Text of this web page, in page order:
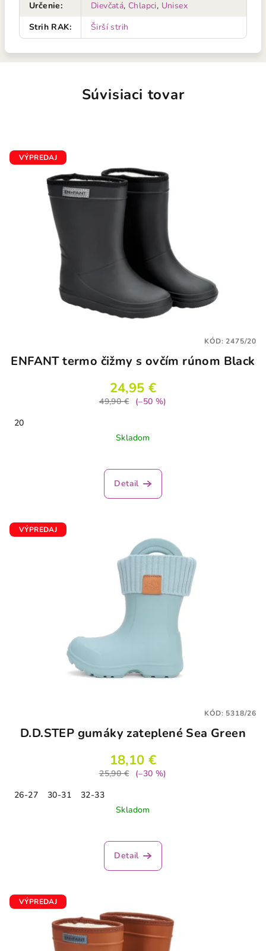
Určenie: Dievčatá, Chlapci, Unisex
Strih RAK: Širší strih
Súvisiaci tovar
VÝPREDAJ
ENFANT termo čižmy s ovčím rúnom Black
24,95 €
49,90 €
(–50 %)
20
Skladom
hodnotenie
produktu
hviezdičiek.
Detail
KÓD:2475/20
VÝPREDAJ
D.D.STEP gumáky zateplené Sea Green
18,10 €
25,90 €
(–30 %)
26-27
30-31
32-33
Skladom
Detail
KÓD: 5318/26
VÝPREDAJ